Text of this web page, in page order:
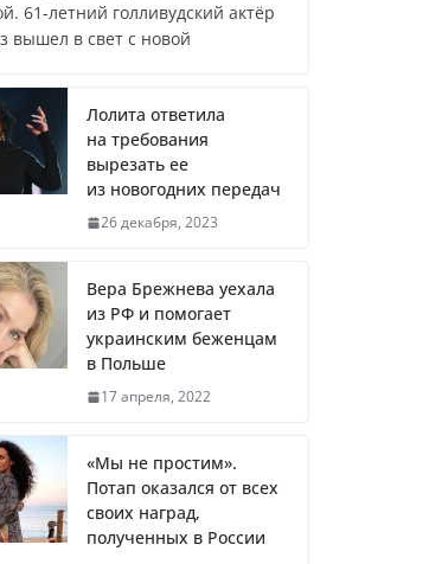
Названы регионы России, где
Что заявил многолетний друг
Житель Швеции продал яхту и
украинцев
Вера Брежнева уехала из РФ и
помогает украинским
61-летний голливудский актёр
вышел в свет с новой
Лолита ответила
на требования
вырезать ее
из новогодних передач
26 декабря, 2023
Вера Брежнева уехала
из РФ и помогает
украинским беженцам
в Польше
17 апреля, 2022
«Мы не простим».
Потап оказался от всех
своих наград,
полученных в России